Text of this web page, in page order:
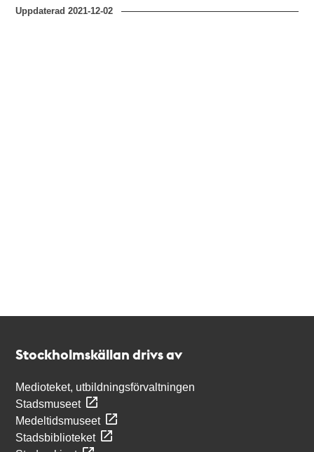
Uppdaterad2021-12-02
Stockholmskällan drivs av
Medioteket, utbildningsförvaltningen
Stadsmuseet
Medeltidsmuseet
Stadsbiblioteket